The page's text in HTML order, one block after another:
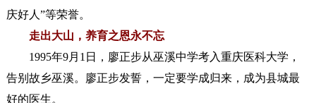
庆好人”等荣誉。
走出大山，养育之恩永不忘
1995年9月1日，廖正步从巫溪中学考入重庆医科大学，
告别故乡巫溪。廖正步发誓，一定要学成归来，成为县城最
好的医生。